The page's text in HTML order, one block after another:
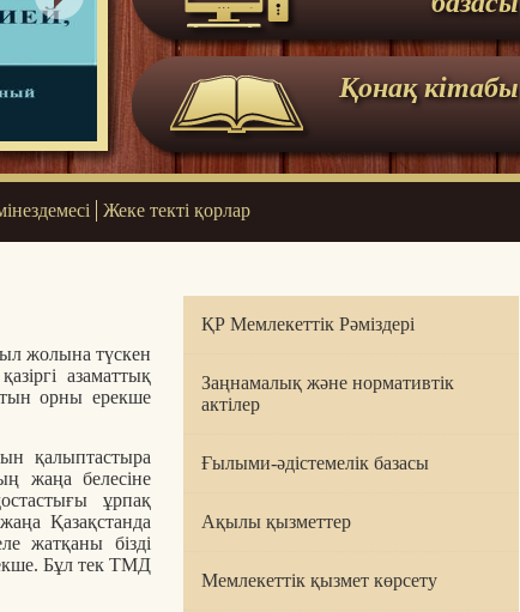
Қонақ кітабы
Жеке текті қорлар
жолына түскен
азаматтық
орны ерекше
қалыптастыра
жаңа белесіне
ұрпақ
Қазақстанда
жатқаны бізді
Бұл тек ТМД
ҚР Мемлекеттік Рәміздері
Заңнамалық және нормативтік
актілер
Ғылыми-әдістемелік базасы
Ақылы қызметтер
Мемлекеттік қызмет көрсету